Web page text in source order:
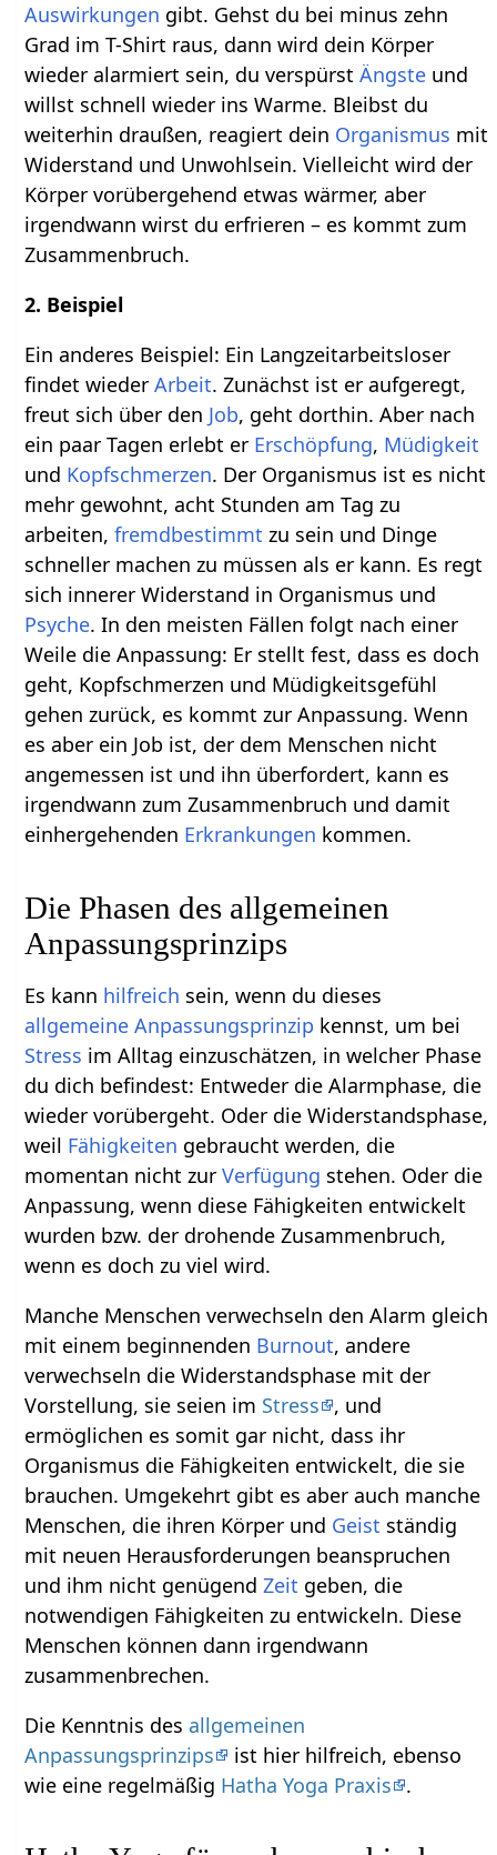
Auswirkungen gibt. Gehst du bei minus zehn
Grad im T-Shirt raus, dann wird dein Körper
wieder alarmiert sein, du verspürstÄngste und
willst schnell wieder ins Warme. Bleibst du
weiterhin draußen, reagiert dein Organismus mit
Widerstand und Unwohlsein. Vielleicht wird der
Körper vorübergehend etwas wärmer, aber
irgendwann wirst du erfrieren – es kommt zum
Zusammenbruch.
2. Beispiel
Ein anderes Beispiel: Ein Langzeitarbeitsloser
findet wiederArbeit. Zunächst ist er aufgeregt,
freut sich über den Job, geht dorthin. Aber nach
ein paar Tagen erlebt er Erschöpfung, Müdigkeit
und Kopfschmerzen. Der Organismus ist es nicht
mehr gewohnt, acht Stunden am Tag zu
arbeiten,fremdbestimmt zu sein und Dinge
schneller machen zu müssen als er kann. Es regt
sich innerer Widerstand in Organismus und
Psyche. In den meisten Fällen folgt nach einer
Weile die Anpassung: Er stellt fest, dass es doch
geht, Kopfschmerzen und Müdigkeitsgefühl
gehen zurück, es kommt zur Anpassung. Wenn
es aber ein Job ist, der dem Menschen nicht
angemessen ist und ihn überfordert, kann es
irgendwann zum Zusammenbruch und damit
einhergehenden Erkrankungen kommen.
Die Phasen des allgemeinen
Anpassungsprinzips
Es kann hilfreich sein, wenn du dieses
allgemeine Anpassungsprinzip kennst, um bei
Stress im Alltag einzuschätzen, in welcher Phase
du dich befindest: Entweder die Alarmphase, die
wieder vorübergeht. Oder die Widerstandsphase,
weil Fähigkeiten gebraucht werden, die
momentan nicht zurVerfügung stehen. Oder die
Anpassung, wenn diese Fähigkeiten entwickelt
wurden bzw. der drohende Zusammenbruch,
wenn es doch zu viel wird.
Manche Menschen verwechseln den Alarm gleich
mit einem beginnenden Burnout, andere
verwechseln die Widerstandsphase mit der
Vorstellung, sie seien im Stress
, und
ermöglichen es somit gar nicht, dass ihr
Organismus die Fähigkeiten entwickelt, die sie
brauchen. Umgekehrt gibt es aber auch manche
Menschen, die ihren Körper und Geist ständig
mit neuen Herausforderungen beanspruchen
und ihm nicht genügendZeit geben, die
notwendigen Fähigkeiten zu entwickeln. Diese
Menschen können dann irgendwann
zusammenbrechen.
Die Kenntnis des allgemeinen
Anpassungsprinzips
ist hier hilfreich, ebenso
wie eine regelmäßig Hatha Yoga Praxis .